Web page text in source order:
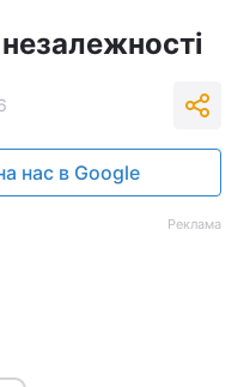
нас в Google
Реклама